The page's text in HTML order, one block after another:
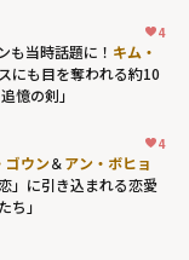
4
も当時話題に！ キム・
にも目を奪われる約10
憶の剣」
4
ゴウン＆アン・ボヒョ
」に引き込まれる恋愛
ち」